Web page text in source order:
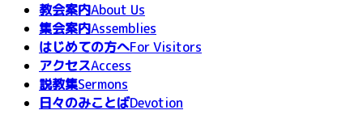
教会案内About Us
集会案内Assemblies
はじめての方へFor Visitors
アクセスAccess
説教集Sermons
日々のみことばDevotion